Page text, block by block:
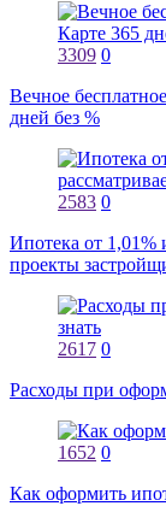
3309 0
Вечное
дней без %
2583 0
Ипотека от 1,01%
проекты
2617 0
Расходы при
1652 0
Как оформить